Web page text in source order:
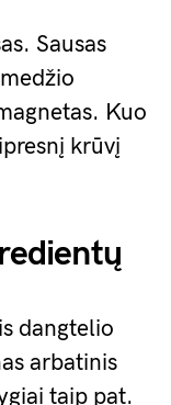
Sausas
Kuo
krūvį
dangtelio
arbatinis
taip pat.